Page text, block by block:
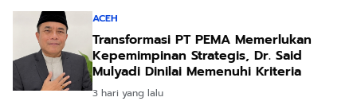
ACEH
Transformasi PT PEMA Memerlukan
Kepemimpinan Strategis, Dr. Said
Mulyadi Dinilai Memenuhi Kriteria
3 hari yang lalu